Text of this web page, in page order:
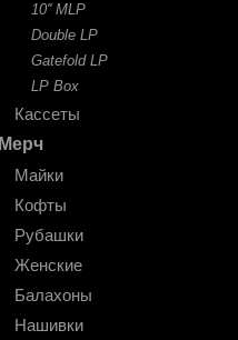
10'' MLP
Double LP
Gatefold LP
LP Box
Кассеты
Мерч
Майки
Кофты
Рубашки
Женские
Балахоны
Нашивки